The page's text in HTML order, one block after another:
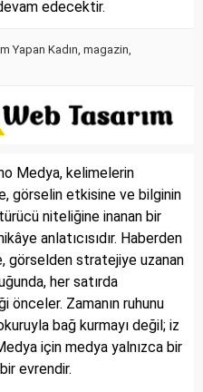
edecektir.
Yapan Kadın magazin
Medya, kelimelerin
görselin etkisine ve bilginin
niteliğine inanan bir
anlatıcısıdır. Haberden
görselden stratejiye uzanan
her satırda
önceler. Zamanın ruhunu
bağ kurmayı değil; iz
için medya yalnızca bir
evrendir.